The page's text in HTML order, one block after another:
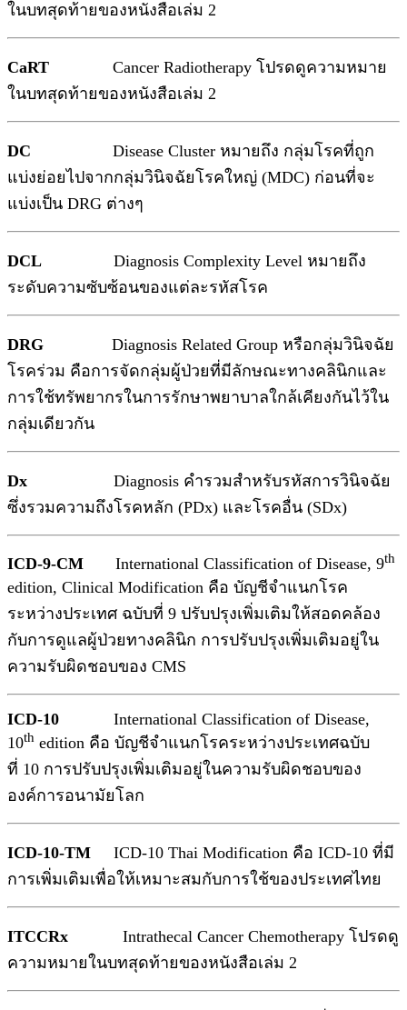
ในบทสุดท้ายของหนังสือเล่ม 2
CaRT Cancer Radiotherapy โปรดดูความหมาย
ในบทสุดท้ายของหนังสือเล่ม 2
DC Disease Cluster หมายถึง กลุ่มโรคที่ถูก
แบ่งย่อยไปจากกลุ่มวินิจฉัยโรคใหญ่ (MDC) ก่อนที่จะ
แบ่งเป็น DRG ต่างๆ
DCL Diagnosis Complexity Level หมายถึง
ระดับความซับซ้อนของแต่ละรหัสโรค
DRG Diagnosis Related Group หรือกลุ่มวินิจฉัย
โรคร่วม คือการจัดกลุ่มผู้ป่วยที่มีลักษณะทางคลินิกและ
การใช้ทรัพยากรในการรักษาพยาบาลใกล้เคียงกันไว้ใน
กลุ่มเดียวกัน
Dx Diagnosis คำรวมสำหรับรหัสการวินิจฉัย
ซึ่งรวมความถึงโรคหลัก (PDx) และโรคอื่น (SDx)
ICD-9-CM International Classification of Disease, 9th
edition, Clinical Modification คือ บัญชีจำแนกโรค
ระหว่างประเทศ ฉบับที่ 9 ปรับปรุงเพิ่มเติมให้สอดคล้อง
กับการดูแลผู้ป่วยทางคลินิก การปรับปรุงเพิ่มเติมอยู่ใน
ความรับผิดชอบของ CMS
ICD-10 International Classification of Disease,
10th edition คือ บัญชีจำแนกโรคระหว่างประเทศฉบับ
ที่ 10 การปรับปรุงเพิ่มเติมอยู่ในความรับผิดชอบของ
องค์การอนามัยโลก
ICD-10-TM ICD-10 Thai Modification คือ ICD-10 ที่มี
การเพิ่มเติมเพื่อให้เหมาะสมกับการใช้ของประเทศไทย
ITCCRx Intrathecal Cancer Chemotherapy โปรดดู
ความหมายในบทสุดท้ายของหนังสือเล่ม 2